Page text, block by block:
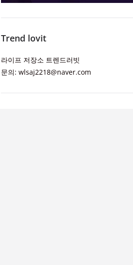
Trend lovit
라이프 저장소 트렌드러빗
문의: wlsaj2218@naver.com